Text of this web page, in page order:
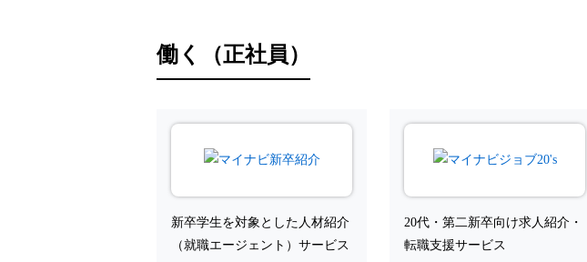
働く（正社員）
新卒学生を対象とした人材紹介
（就職エージェント）サービス
20代・第二新卒向け求人紹介・
転職支援サービス